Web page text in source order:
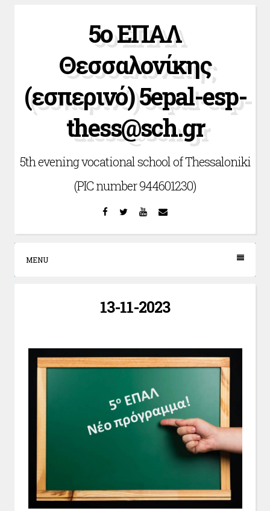
5ο ΕΠΑΛ
Θεσσαλονίκης
(εσπερινό) 5epal-esp-
thess@sch.gr
5th evening vocational school of Thessaloniki
(PIC number 944601230)
Facebook
Twitter YouTube
MENU
13-11-2023